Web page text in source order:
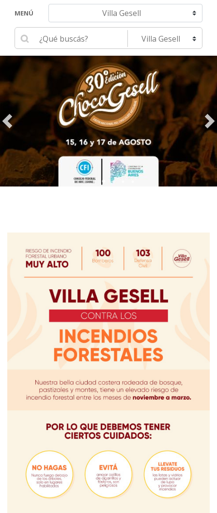
MENÚ Navegar hacia otra localidad
Ingrese su búsqueda Seleccione una localidad